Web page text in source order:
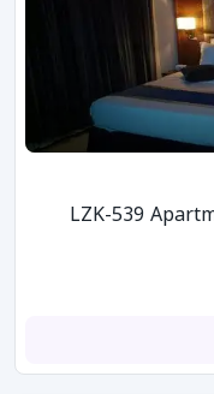
LZK-539